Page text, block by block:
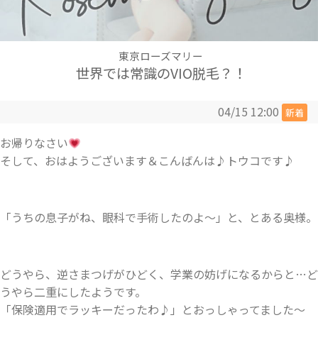
東京ローズマリー
世界では常識のVIO脱毛？！
04/15 12:00 新着
お帰りなさい
そして、おはようございます＆こんばんは♪トウコです♪
「うちの息子がね、眼科で手術したのよ～」と、とある奥様。
どうやら、逆さまつげがひどく、学業の妨げになるからと…ど
うやら二重にしたようです。
「保険適用でラッキーだったわ♪」とおっしゃってました〜